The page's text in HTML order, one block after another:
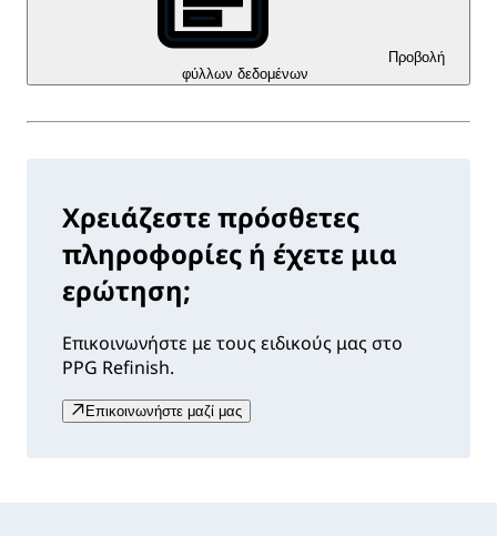
Προβολή
φύλλων δεδομένων
Χρειάζεστε πρόσθετες
πληροφορίες ή έχετε μια
ερώτηση;
Επικοινωνήστε με τους ειδικούς μας στο
PPG Refinish.
Επικοινωνήστε μαζί μας